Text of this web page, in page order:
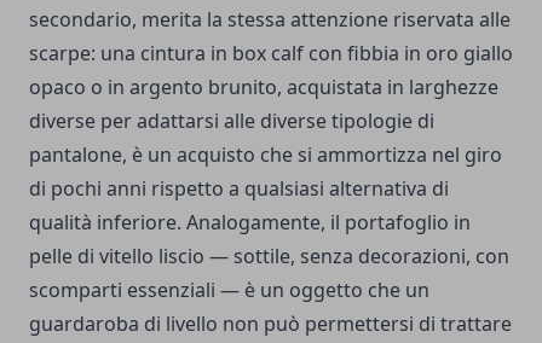
secondario, merita la stessa attenzione riservata alle
scarpe: una cintura in box calf con fibbia in oro giallo
opaco o in argento brunito, acquistata in larghezze
diverse per adattarsi alle diverse tipologie di
pantalone, è un acquisto che si ammortizza nel giro
di pochi anni rispetto a qualsiasi alternativa di
qualità inferiore. Analogamente, il portafoglio in
pelle di vitello liscio — sottile, senza decorazioni, con
scomparti essenziali — è un oggetto che un
guardaroba di livello non può permettersi di trattare